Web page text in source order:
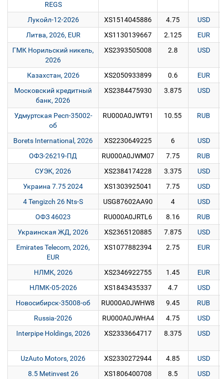
REGS
Лукойл-12-2026 XS1514045886 4.75
USD
Литва, 2026, EUR
XS1130139667 2.125
EUR
ГМК Норильский никель,
2026
XS2393505008 2.8 USD
Казахстан, 2026 XS2050933899 0.6
EUR
Московский кредитный
банк, 2026
XS2384475930 3.875 USD
Удмуртская Респ-35002-
об
RU000A0JWT91 10.55 RUB
Borets International, 2026 XS2230649225 6
USD
ОФЗ-26219-ПД
RU000A0JWM07 7.75
RUB
СУЭК, 2026
XS2384174228 3.375
USD
Украина 7.75 2024
XS1303925041 7.75
USD
4 Tengizch 26 Nts-S
USG87602AA90 4
USD
ОФЗ 46023
RU000A0JRTL6 8.16
RUB
Украинская ЖД, 2026
XS2365120885 7.875
USD
Emirates Telecom, 2026,
EUR
XS1077882394 2.75 EUR
НЛМК, 2026 XS2346922755 1.45
EUR
НЛМК-05-2026
XS1843435337 4.7
USD
Новосибирск-35008-об
RU000A0JWHW8 9.45
RUB
Russia-2026
RU000A0JWHA4 4.75
USD
Interpipe Holdings, 2026
XS2333664717 8.375 USD
UzAuto Motors, 2026 XS2330272944 4.85
USD
8.5 Metinvest 26
XS1806400708 8.5 USD